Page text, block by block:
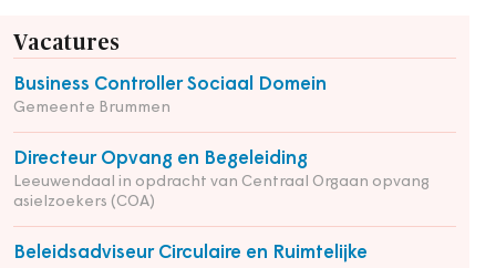
Vacatures
Business Controller Sociaal Domein
Gemeente Brummen
Directeur Opvang en Begeleiding
Leeuwendaal in opdracht van Centraal Orgaan opvang
asielzoekers (COA)
Beleidsadviseur Circulaire en Ruimtelijke